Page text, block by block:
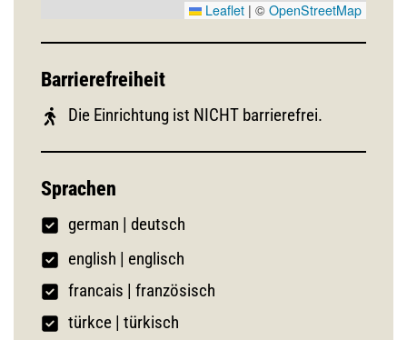
Leaflet | © OpenStreetMap
Barrierefreiheit
Die Einrichtung ist NICHT barrierefrei.
Sprachen
german | deutsch
english | englisch
francais | französisch
türkce | türkisch